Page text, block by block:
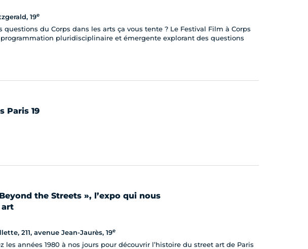
19e
questions du Corps dans les arts ça vous tente ? Le Festival Film à Corps
programmation pluridisciplinaire et émergente explorant des questions
Paris 19
the Streets », l’expo qui nous
art
211, avenue Jean-Jaurès, 19e
les années 1980 à nos jours pour découvrir l’histoire du street art de Paris